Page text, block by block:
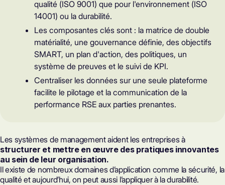
qualité (ISO 9001) que pour l'environnement (ISO
14001) ou la durabilité.
Les composantes clés sont : la matrice de double
matérialité, une gouvernance définie, des objectifs
SMART, un plan d'action, des politiques, un
système de preuves et le suivi de KPI.
Centraliser les données sur une seule plateforme
facilite le pilotage et la communication de la
performance RSE aux parties prenantes.
Les systèmes de management aident les entreprises à
structurer et mettre en œuvre des pratiques innovantes
au sein de leur organisation.
Il existe de nombreux domaines d’application comme la sécurité, la
qualité et aujourd’hui, on peut aussi l’appliquer à la durabilité.